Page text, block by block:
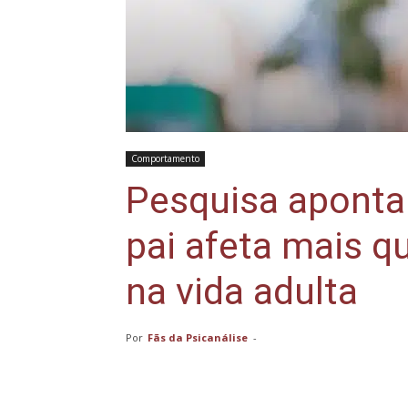
Comportamento
Pesquisa
pai afeta mais
na vida adulta
Por Fãs da Psicanálise -